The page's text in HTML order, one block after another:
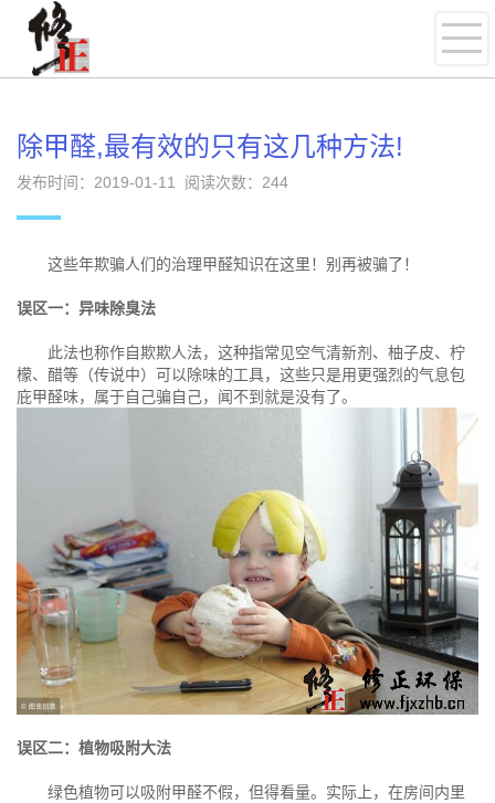
除甲醛,最有效的只有这几种方法!
发布时间：2019-01-11 阅读次数： 244
这些年欺骗人们的治理甲醛知识在这里！别再被骗了！
误区一：异味除臭法
此法也称作自欺欺人法，这种指常见空气清新剂、柚子皮、柠
檬、醋等（传说中）可以除味的工具，这些只是用更强烈的气息包
庇甲醛味，属于自己骗自己，闻不到就是没有了。
误区二：植物吸附大法
绿色植物可以吸附甲醛不假，但得看量。实际上，在房间内里